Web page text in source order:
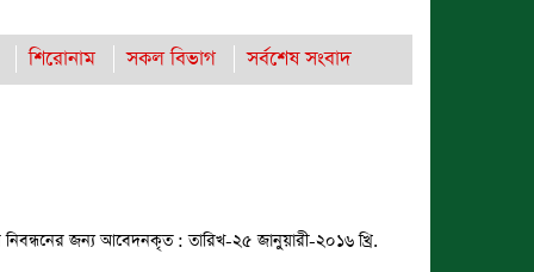
শিরোনাম সকল বিভাগ সর্বশেষ সংবাদ
নিবন্ধনের জন্য আবেদনকৃত : তারিখ-২৫ জানুয়ারী-২০১৬ খ্রি.